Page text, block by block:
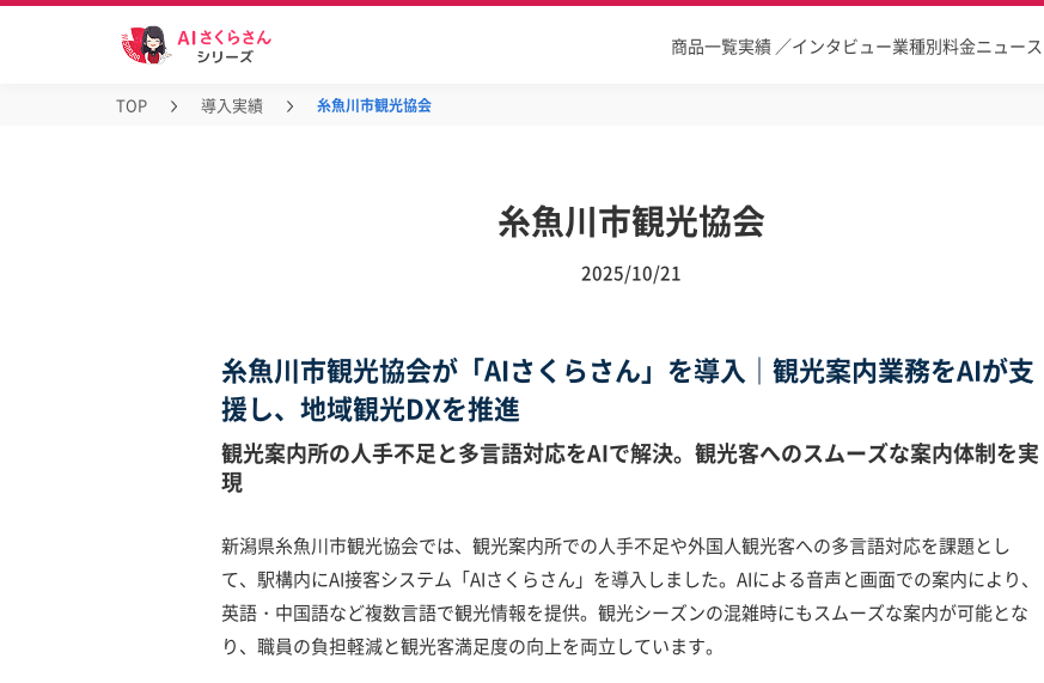
商品一覧実績 ／インタビュー業種別料金ニュース
TOP 導入実績 糸魚川市観光協会
糸魚川市観光協会
2025/10/21
糸魚川市観光協会が「AIさくらさん」を導入｜観光案内業務をAIが支
援し、地域観光DXを推進
観光案内所の人手不足と多言語対応をAIで解決。観光客へのスムーズな案内体制を実
現
新潟県糸魚川市観光協会では、観光案内所での人手不足や外国人観光客への多言語対応を課題とし
て、駅構内にAI接客システム「AIさくらさん」を導入しました。AIによる音声と画面での案内により、
英語・中国語など複数言語で観光情報を提供。観光シーズンの混雑時にもスムーズな案内が可能とな
り、職員の負担軽減と観光客満足度の向上を両立しています。